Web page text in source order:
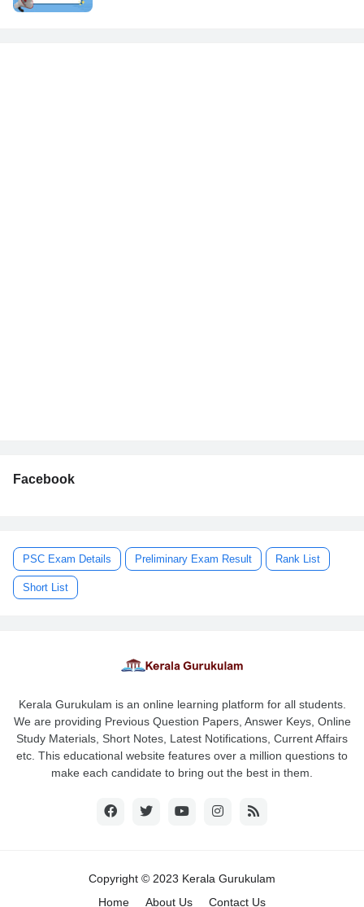
Facebook
PSC Exam Details Preliminary Exam Result Rank List
Short List
Kerala Gurukulam is an online learning platform for all students.
We are providing Previous Question Papers, Answer Keys, Online
Study Materials, Short Notes, Latest Notifications, Current Affairs
etc. This educational website features over a million questions to
make each candidate to bring out the best in them.
Copyright © 2023 Kerala Gurukulam
Home
About Us Contact Us